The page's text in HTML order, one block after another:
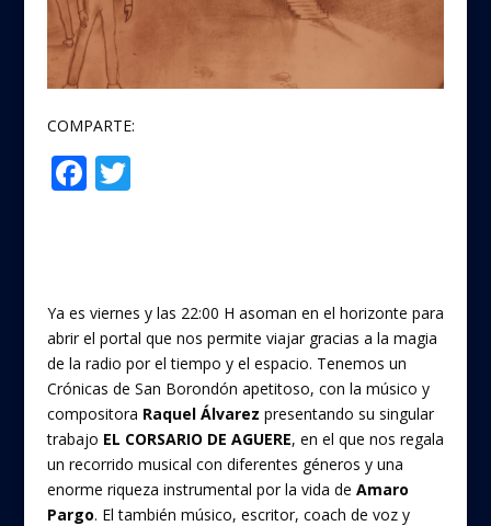
COMPARTE:
F
o
o
k
T
Ya es viernes y las 22:00 H asoman en el horizonte para
abrir el portal que nos permite viajar gracias a la magia
de la radio por el tiempo y el espacio. Tenemos un
Crónicas de San Borondón apetitoso, con la músico y
compositora Raquel Álvarez presentando su singular
trabajo EL CORSARIO DE AGUERE, en el que nos regala
un recorrido musical con diferentes géneros y una
enorme riqueza instrumental por la vida de Amaro
Pargo. El también músico, escritor, coach de voz y